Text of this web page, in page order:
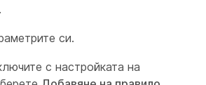
.
си.
с настройката на